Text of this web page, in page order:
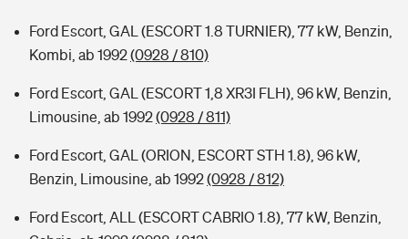
Ford Escort, GAL (ESCORT 1.8 TURNIER), 77 kW, Benzin,
Kombi, ab 1992(0928 / 810)
Ford Escort, GAL (ESCORT 1,8 XR3I FLH), 96 kW, Benzin,
Limousine, ab 1992(0928 / 811)
Ford Escort, GAL (ORION, ESCORT STH 1.8), 96 kW,
Benzin, Limousine, ab 1992(0928 / 812)
Ford Escort, ALL (ESCORT CABRIO 1.8), 77 kW, Benzin,